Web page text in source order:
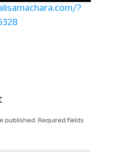
?
published.Required fields